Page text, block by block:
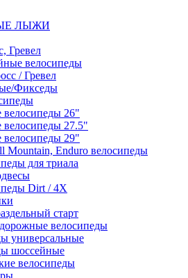
ЛЫЖИ
Гревел
велосипеды
/ Гревел
Фикседы
велосипеды 26"
велосипеды 27.5"
велосипеды 29"
Mountain, Enduro велосипеды
для триала
Dirt / 4X
старт
велосипеды
универсальные
шоссейные
велосипеды